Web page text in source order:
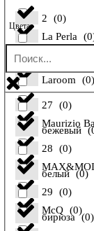
La Perla (0
Laroom (0)
Maurizio
MAX&MOI
McQ (0)
2 (0)
26
27 (0)
28 (0)
29 (0)
Цвета
бежевый (
белый (0)
бирюза (0)